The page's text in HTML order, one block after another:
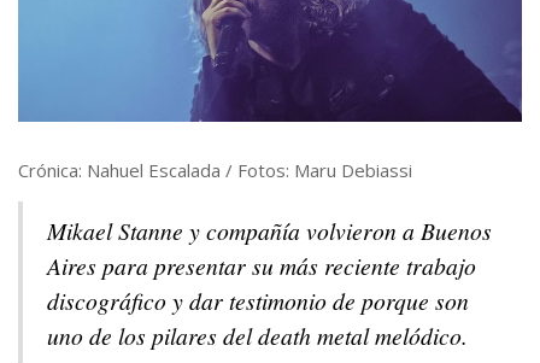
Crónica: Nahuel Escalada / Fotos: Maru Debiassi
Mikael Stanne y compañía volvieron a Buenos
Aires para presentar su más reciente trabajo
discográfico y dar testimonio de porque son
uno de los pilares del death metal melódico.